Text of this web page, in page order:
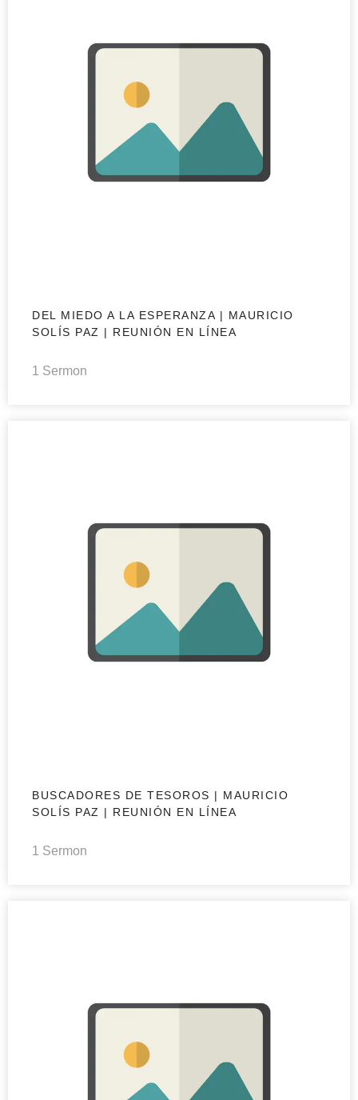
DEL MIEDO A LA ESPERANZA | MAURICIO
SOLÍS PAZ | REUNIÓN EN LÍNEA
1 Sermon
BUSCADORES DE TESOROS | MAURICIO
SOLÍS PAZ | REUNIÓN EN LÍNEA
1 Sermon